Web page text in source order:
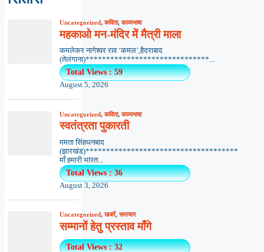
Uncategorized,कविता,काव्यभाषा
महकाओ मन-मंदिर में मैत्री माला
कमलेकर नागेश्वर राव ‘कमल’,हैदराबाद
(तेलंगाना)******************************...
Total Views : 59
August 5, 2026
Uncategorized,कविता,काव्यभाषा
स्वतंत्रता पुकारती
ममता सिंहधनबाद
(झारखंड)*************************************
माँ हमारी भारत...
Total Views : 36
August 3, 2026
Uncategorized,खबरें,समाचार
सम्मानों हेतु प्रस्ताव माँगे
Total Views : 32